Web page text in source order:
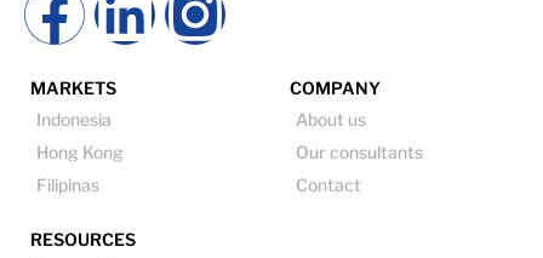
MARKETS
Indonesia
Hong Kong
Filipinas
COMPANY
About us
Our consultants
Contact
RESOURCES